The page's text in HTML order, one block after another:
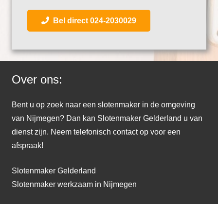
Bel direct 024-2030029
Over ons:
Bent u op zoek naar een slotenmaker in de omgeving
van Nijmegen? Dan kan Slotenmaker Gelderland u van
dienst zijn. Neem telefonisch contact op voor een
afspraak!
Slotenmaker Gelderland
Slotenmaker werkzaam in Nijmegen